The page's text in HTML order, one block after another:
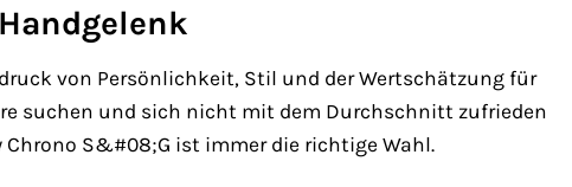
von Persönlichkeit, Stil und der Wertschätzung für
suchen und sich nicht mit dem Durchschnitt zufrieden
Chrono S&#08;G ist immer die richtige Wahl.